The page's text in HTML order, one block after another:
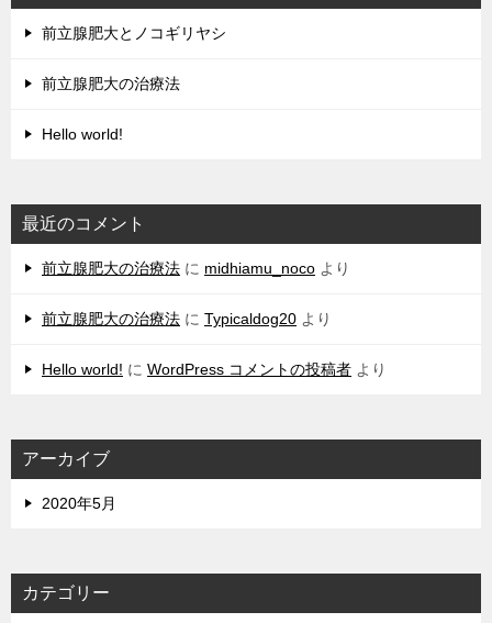
前立腺肥大とノコギリヤシ
前立腺肥大の治療法
Hello world!
最近のコメント
前立腺肥大の治療法 に midhiamu_noco より
前立腺肥大の治療法 に Typicaldog20 より
Hello world! に WordPress コメントの投稿者 より
アーカイブ
2020年5月
カテゴリー